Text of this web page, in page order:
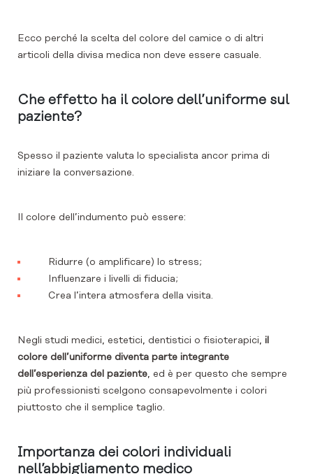
Ecco perché la scelta del colore del camice o di altri
articoli della divisa medica non deve essere casuale.
Che effetto ha il colore dell’uniforme sul
paziente?
Spesso il paziente valuta lo specialista ancor prima di
iniziare la conversazione.
Il colore dell’indumento può essere:
Ridurre (o amplificare) lo stress;
Influenzare i livelli di fiducia;
Crea l’intera atmosfera della visita.
Negli studi medici, estetici, dentistici o fisioterapici, il
colore dell’uniforme diventa parte integrante
dell’esperienza del paziente, ed è per questo che sempre
più professionisti scelgono consapevolmente i colori
piuttosto che il semplice taglio.
Importanza dei colori individuali
nell’abbigliamento medico